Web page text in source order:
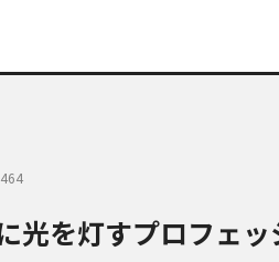
光を灯すプロフェッ